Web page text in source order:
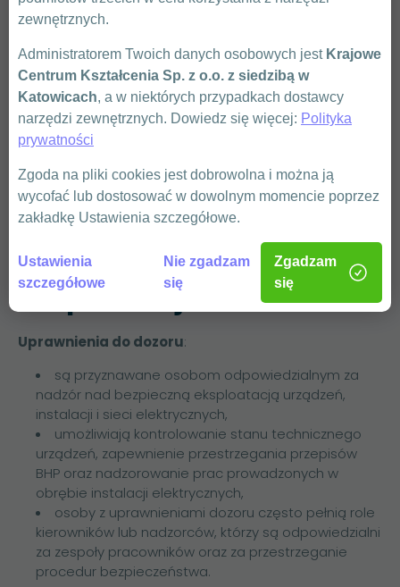
instalowanie nowych urządzeń elektrycznych
komponentów.
Prowadzenie dokumentacji:
rejestrowanie wykonanych prac, utrzymanie
aktualnej dokumentacji dotyczącej stanu
technicznego urządzeń i przeprowadzonych prac.
Działania awaryjne:
interwencje w przypadku awarii lub
nieprawidłowości w działaniu urządzeń, szybkie
Uprawnienia SEP –
eksploatacja a dozór
Uprawnienia do dozoru:
są przyznawane osobom odpowiedzialnym za
nadzór nad bezpieczną eksploatacją urządzeń,
instalacji i sieci elektrycznych,
umożliwiają kontrolowanie stanu technicznego
urządzeń, zapewnienie przestrzegania przepisów
BHP oraz nadzorowanie prac prowadzonych w
obrębie instalacji elektrycznych,
osoby z uprawnieniami dozoru często pełnią role
kierowników lub nadzorców, którzy są odpowiedzialni
za zespoły pracowników oraz za przestrzeganie
procedur bezpieczeństwa.
zewnętrznych.
Administratorem Twoich danych osobowych jest Krajowe
Centrum Kształcenia Sp. z o.o. z siedzibą w
Katowicach, a w niektórych przypadkach dostawcy
narzędzi zewnętrznych. Dowiedz się więcej: Polityka
prywatności
Zgoda na pliki cookies jest dobrowolna i można ją
wycofać lub dostosować w dowolnym momencie poprzez
zakładkę Ustawienia szczegółowe.
Ustawienia
szczegółowe
Nie zgadzam
się
Zgadzam
się